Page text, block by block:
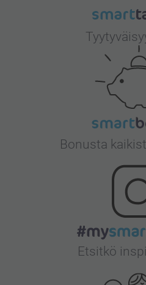
Bonusta
Etsitkö